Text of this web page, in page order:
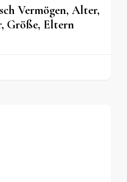
Vermögen, Alter,
Größe, Eltern